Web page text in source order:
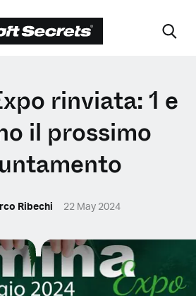
Kingdom)
States)
rinviata: 1 e
il prossimo
Ribechi 22 May 2024